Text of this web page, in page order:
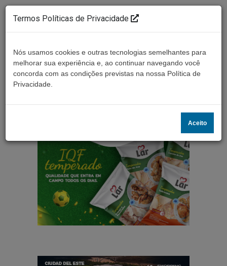
Termos Políticas de Privacidade
Nós usamos cookies e outras tecnologias semelhantes para
melhorar sua experiência e, ao continuar navegando você
concorda com as condições previstas na nossa Política de
Privacidade.
Aceito